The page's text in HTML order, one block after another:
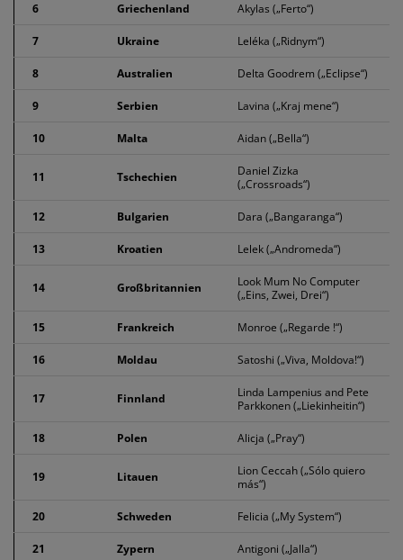
6 Griechenland Akylas („Ferto“)
7 Ukraine Leléka („Ridnym“)
8 Australien Delta Goodrem („Eclipse“)
9 Serbien Lavina („Kraj mene“)
10 Malta Aidan („Bella“)
11 Tschechien
Daniel Zizka
(„Crossroads“)
12 Bulgarien Dara („Bangaranga“)
13 Kroatien Lelek („Andromeda“)
14 Großbritannien
Look Mum No Computer
(„Eins, Zwei, Drei“)
15 Frankreich Monroe („Regarde !“)
16 Moldau Satoshi („Viva, Moldova!“)
17 Finnland
Linda Lampenius and Pete
Parkkonen („Liekinheitin“)
18 Polen Alicja („Pray“)
19 Litauen
Lion Ceccah („Sólo quiero
más“)
20 Schweden Felicia („My System“)
21 Zypern Antigoni („Jalla“)